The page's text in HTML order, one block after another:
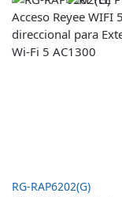
RG-RAP6202(G)